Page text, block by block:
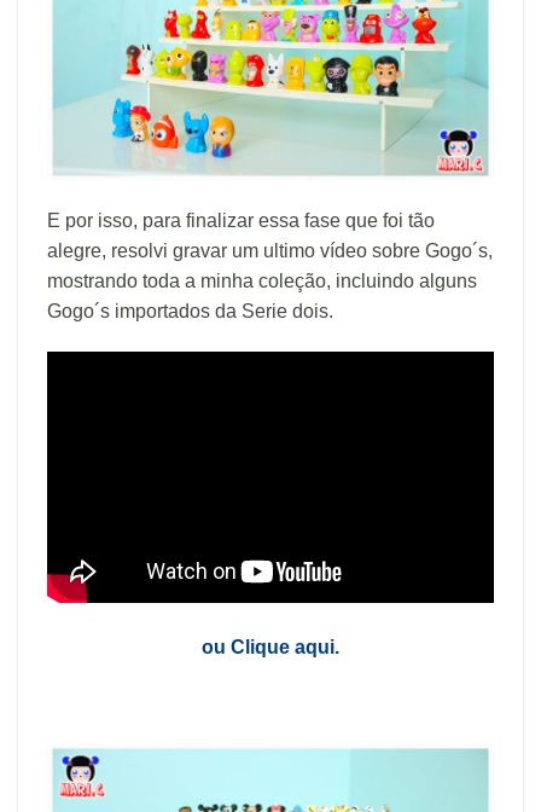
E por isso, para finalizar essa fase que foi tão
alegre, resolvi gravar um ultimo vídeo sobre Gogo´s,
mostrando toda a minha coleção, incluindo alguns
Gogo´s importados da Serie dois.
ou Clique aqui.